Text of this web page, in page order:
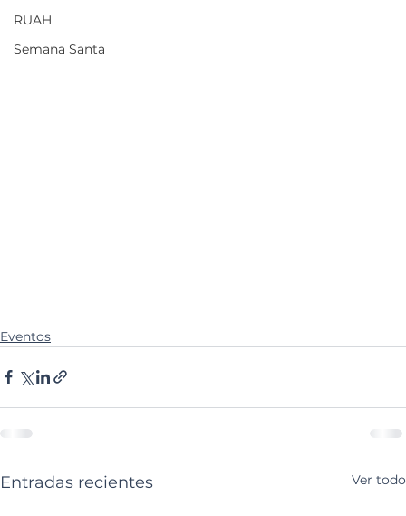
RUAH
Semana Santa
Eventos
Entradas recientes Ver todo